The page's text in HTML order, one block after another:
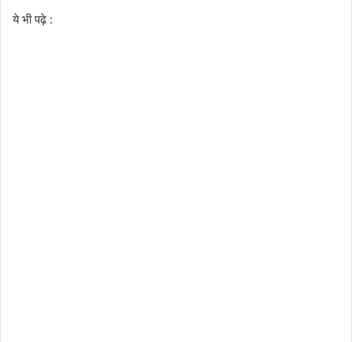
ये भी पढ़े :